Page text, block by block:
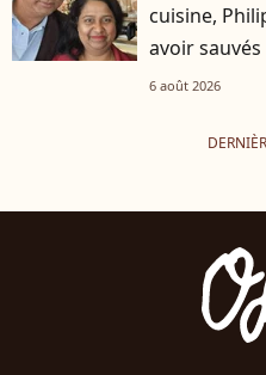
cuisine,
avoir sauvés
6 août 2026